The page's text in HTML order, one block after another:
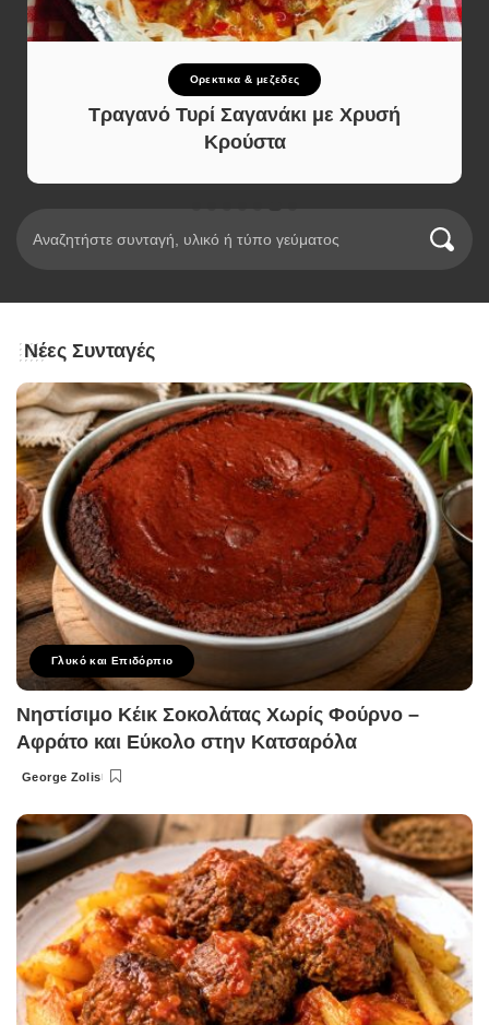
Ορεκτικα & μεζεδες
Τραγανό Τυρί Σαγανάκι με Χρυσή
Κρούστα
Νέες Συνταγές
Γλυκό και Επιδόρπιο
Νηστίσιμο Κέικ Σοκολάτας Χωρίς Φούρνο –
Αφράτο και Εύκολο στην Κατσαρόλα
Posted
George Zolis